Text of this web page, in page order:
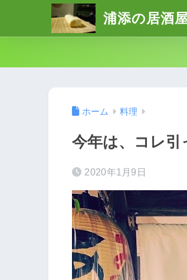
浦添の居酒
ホーム 料理
今年は、コレ引
2020年1月9日